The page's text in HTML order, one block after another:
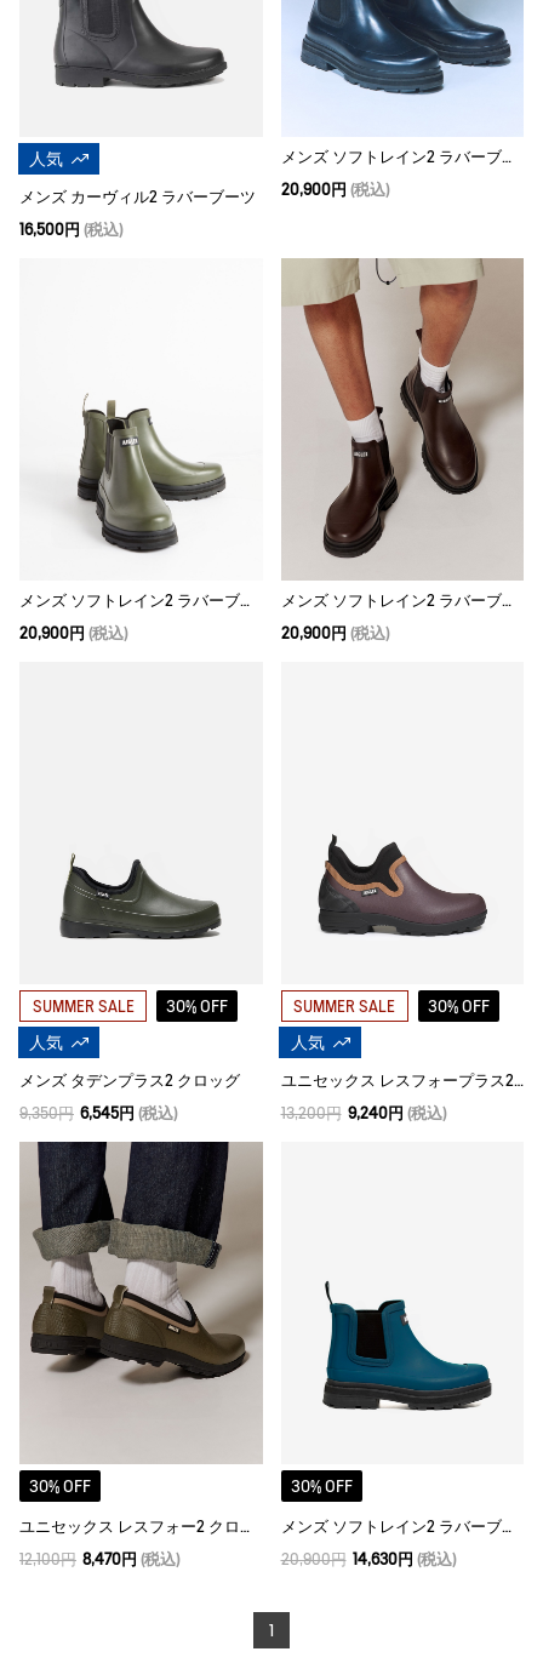
人気
メンズ カーヴィル2 ラバーブーツ
16,500円 (税込)
メンズ ソフトレイン2 ラバーブーツ
20,900円 (税込)
メンズ ソフトレイン2 ラバーブーツ
20,900円 (税込)
メンズ ソフトレイン2 ラバーブーツ
20,900円 (税込)
SUMMER SALE
30% OFF
人気
メンズ タデンプラス2 クロッグ
9,350円 6,545円 (税込)
SUMMER SALE
30% OFF
人気
ユニセックス レスフォープラス2 クロッグ
13,200円 9,240円 (税込)
30% OFF
ユニセックス レスフォー2 クロッグ
12,100円 8,470円 (税込)
30% OFF
メンズ ソフトレイン2 ラバーブーツ
20,900円 14,630円 (税込)
1